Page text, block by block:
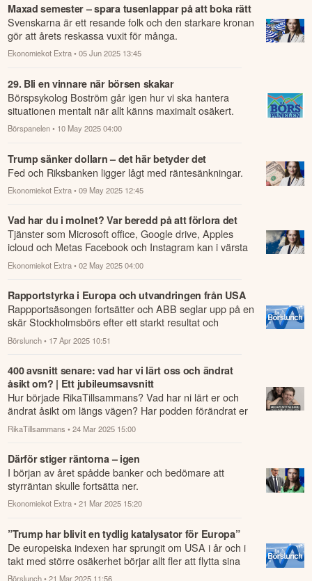
Maxad semester – spara tusenlappar på att boka rätt
Svenskarna är ett resande folk och den starkare kronan
gör att årets reskassa vuxit för många.
Ekonomiekot Extra • 05 Jun 2025 13:45
29. Bli en vinnare när börsen skakar
Börspsykolog Boström går igen hur vi ska hantera
situationen mentalt när allt känns maximalt osäkert.
Börspanelen • 10 May 2025 04:00
Trump sänker dollarn – det här betyder det
Fed och Riksbanken ligger lågt med räntesänkningar.
Ekonomiekot Extra • 09 May 2025 12:45
Vad har du i molnet? Var beredd på att förlora det
Tjänster som Microsoft office, Google drive, Apples
icloud och Metas Facebook och Instagram kan i värsta
fall bli förbjudna inom EU efter at...
Ekonomiekot Extra • 02 May 2025 04:00
Rapportstyrka i Europa och utvandringen från USA
Rappportsäsongen fortsätter och ABB seglar upp på en
skär Stockholmsbörs efter ett starkt resultat och
nyheten om att bolaget knoppar av sin...
Börslunch • 17 Apr 2025 10:51
400 avsnitt senare: vad har vi lärt oss och ändrat
åsikt om? | Ett jubileumsavsnitt
Hur började RikaTillsammans? Vad har ni lärt er och
ändrat åsikt om längs vägen? Har podden förändrat er
som personer? Är ni i verkligheten ...
RikaTillsammans • 24 Mar 2025 15:00
Därför stiger räntorna – igen
I början av året spådde banker och bedömare att
styrräntan skulle fortsätta ner.
Ekonomiekot Extra • 21 Mar 2025 15:20
”Trump har blivit en tydlig katalysator för Europa”
De europeiska indexen har sprungit om USA i år och i
takt med större osäkerhet börjar allt fler att flytta sina
tillgångar till Europa.
Börslunch • 21 Mar 2025 11:56